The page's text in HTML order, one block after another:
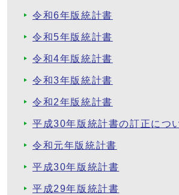
令和6年版統計書
令和5年版統計書
令和4年版統計書
令和3年版統計書
令和2年版統計書
平成30年版統計書の訂正につ
令和元年版統計書
平成30年版統計書
平成29年版統計書